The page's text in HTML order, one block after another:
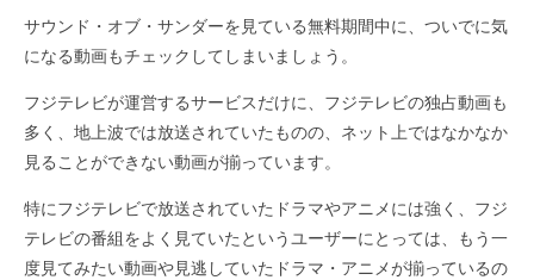
サウンド・オブ・サンダーを見ている無料期間中に、ついでに気
になる動画もチェックしてしまいましょう。
フジテレビが運営するサービスだけに、フジテレビの独占動画も
多く、地上波では放送されていたものの、ネット上ではなかなか
見ることができない動画が揃っています。
特にフジテレビで放送されていたドラマやアニメには強く、フジ
テレビの番組をよく見ていたというユーザーにとっては、もう一
度見てみたい動画や見逃していたドラマ・アニメが揃っているの